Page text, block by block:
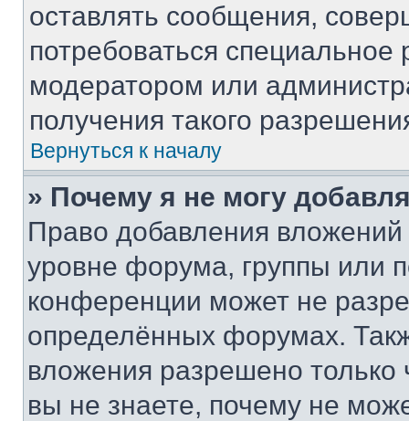
оставлять сообщения,
потребоваться
модератором или
получения такого
Вернуться к началу
» Почему я не могу
Право добавления
уровне форума, группы или
конференции может не
определённых форумах.
вложения разрешено
вы не знаете, почему не